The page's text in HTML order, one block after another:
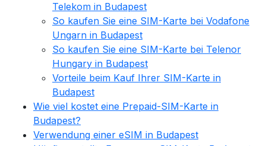
Telekom in Budapest
So kaufen Sie eine SIM-Karte bei Vodafone
Ungarn in Budapest
So kaufen Sie eine SIM-Karte bei Telenor
Hungary in Budapest
Vorteile beim Kauf Ihrer SIM-Karte in
Budapest
Wie viel kostet eine Prepaid-SIM-Karte in
Budapest?
Verwendung einer eSIM in Budapest